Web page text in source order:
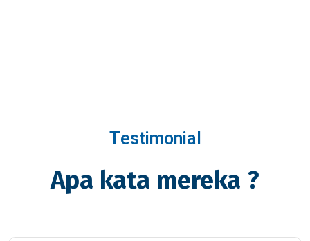
Testimonial
Apa kata mereka ?